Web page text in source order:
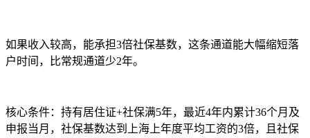
如果收入较高，能承担3倍社保基数，这条通道能大幅缩短落
户时间，比常规通道少2年。
核心条件：持有居住证+社保满5年，最近4年内累计36个月及
申报当月，社保基数达到上海上年度平均工资的3倍，且社保